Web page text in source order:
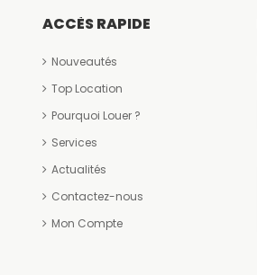
ACCÈS RAPIDE
Nouveautés
Top Location
Pourquoi Louer ?
Services
Actualités
Contactez-nous
Mon Compte